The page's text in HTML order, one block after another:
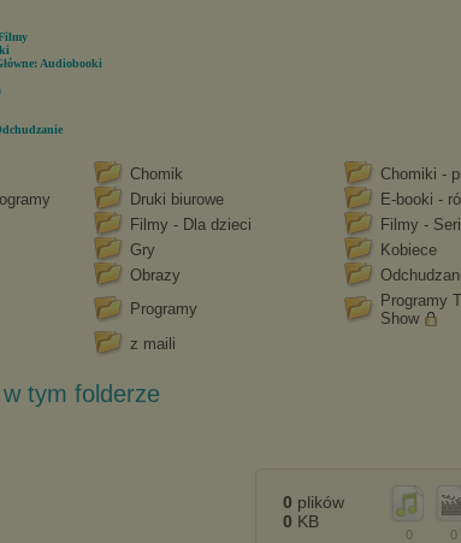
Audiobooki
Chomik
Chomiki -
Druki biurowe
E-booki -
Filmy - Dla dzieci
Filmy -
Gry
Kobiece
Obrazy
Programy
Programy
Show
z maili
tym folderze
0
0
0 plików
0 KB